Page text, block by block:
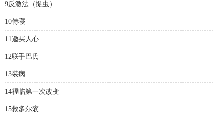
9反激法（捉虫）
10侍寝
11邀买人心
12联手巴氏
13装病
14福临第一次改变
15救多尔衮